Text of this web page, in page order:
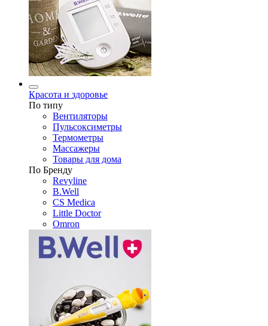
Красота и здоровье
По типу
Вентиляторы
Пульсоксиметры
Термометры
Массажеры
Товары для дома
По Бренду
Revyline
B.Well
CS Medica
Little Doctor
Omron